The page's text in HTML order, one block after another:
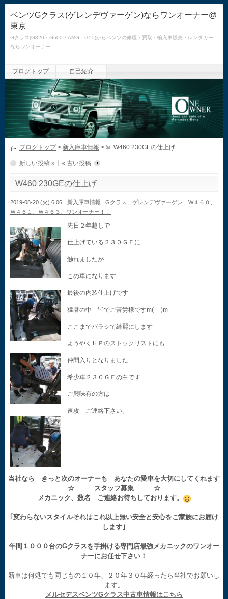
ベンツGクラス(ゲレンデヴァーゲン)ならワンオーナー@
東京
Gクラス(G320・G500・AMG G55)からベンツの修理・買取・輸入車販売・レンタカー
ならワンオーナー
ブログトップ 自己紹介
ブログトップ> 新入庫車情報 > W460 230GEの仕上げ
新しい投稿 » « 古い投稿
W460 230GEの仕上げ
2019-08-20 (火) 6:06 新入庫車情報
Gクラス、ゲレンデヴァーゲン、W４６０、
Ｗ４６１、Ｗ４６３、ワンオーナー！！
先日２年越しで
仕上げている２３０ＧＥに
触れましたが
この車になります
最後の内装仕上げです
猛暑の中 皆でご苦労様ですm(__)m
ここまでバラシて綺麗にします
ようやくＨＰのストックリストにも
仲間入りとなりました
希少車２３０ＧＥの白です
ご興味有の方は
速攻 ご連絡下さい。
当社なら きっと次のオーナーも あなたの愛車を大切にしてくれます
☆ スタッフ募集 ☆
メカニック、数名 ご連絡お待ちしております。
——————————————————————
｢変わらないスタイルそれはこれ以上無い安全と安心をご家族にお届け
します｣
—————————————————————
年間１０００台のGクラスを手掛ける専門店最強メカニックのワンオー
ナーにお任せ下さい！
——————————————————————
新車は何処でも同じもの１０年、２０年３０年経ったら当社でお願いし
ます。
メルセデスベンツGクラス中古車情報はこちら